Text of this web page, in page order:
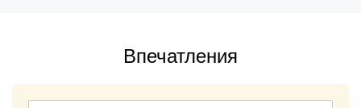
Впечатления